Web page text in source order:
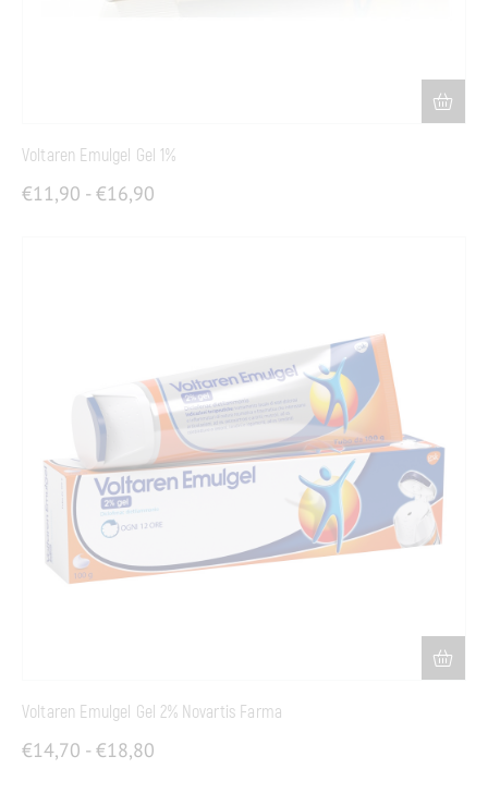
Voltaren Emulgel Gel 1%
€11,90 - €16,90
Voltaren Emulgel Gel 2% Novartis Farma
€14,70 - €18,80